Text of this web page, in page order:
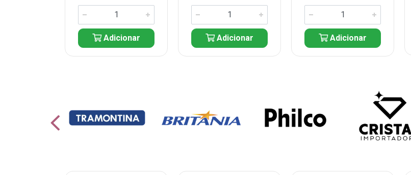
Adicionar Adicionar Adicionar